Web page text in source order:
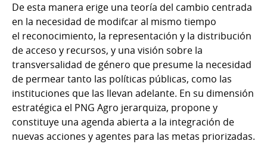
De esta manera erige una teoría del cambio centrada
en la necesidad de modifcar al mismo tiempo
el reconocimiento, la representación y la distribución
de acceso y recursos, y una visión sobre la
transversalidad de género que presume la necesidad
de permear tanto las políticas públicas, como las
instituciones que las llevan adelante. En su dimensión
estratégica el PNG Agro jerarquiza, propone y
constituye una agenda abierta a la integración de
nuevas acciones y agentes para las metas priorizadas.